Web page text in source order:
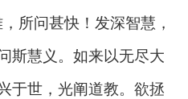
问甚快！发深智慧，
斯慧义。如来以无尽大
于世，光阐道教。欲拯